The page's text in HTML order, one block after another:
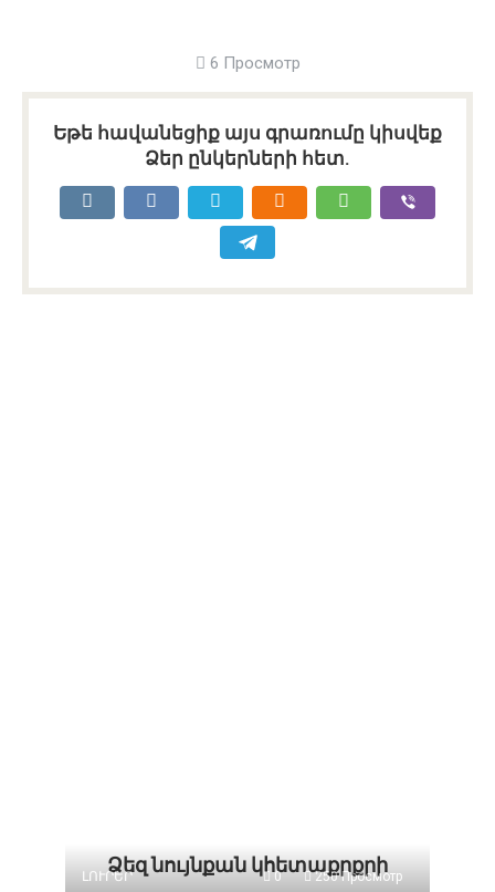
6 Просмотр
Եթե հավանեցիք այս գրառումը կիսվեք
Ձեր ընկերների հետ.
Ձեզ նույնքան կհետաքրքրի
ԼՈՒՐԵՐ 0 250 Просмотр